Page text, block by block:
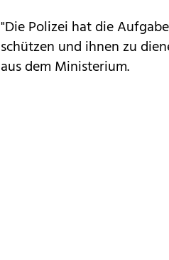
"Die Polizei hat die
schützen und ihnen zu
aus dem Ministerium.